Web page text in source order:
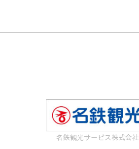
名鉄観光サービス株式会社